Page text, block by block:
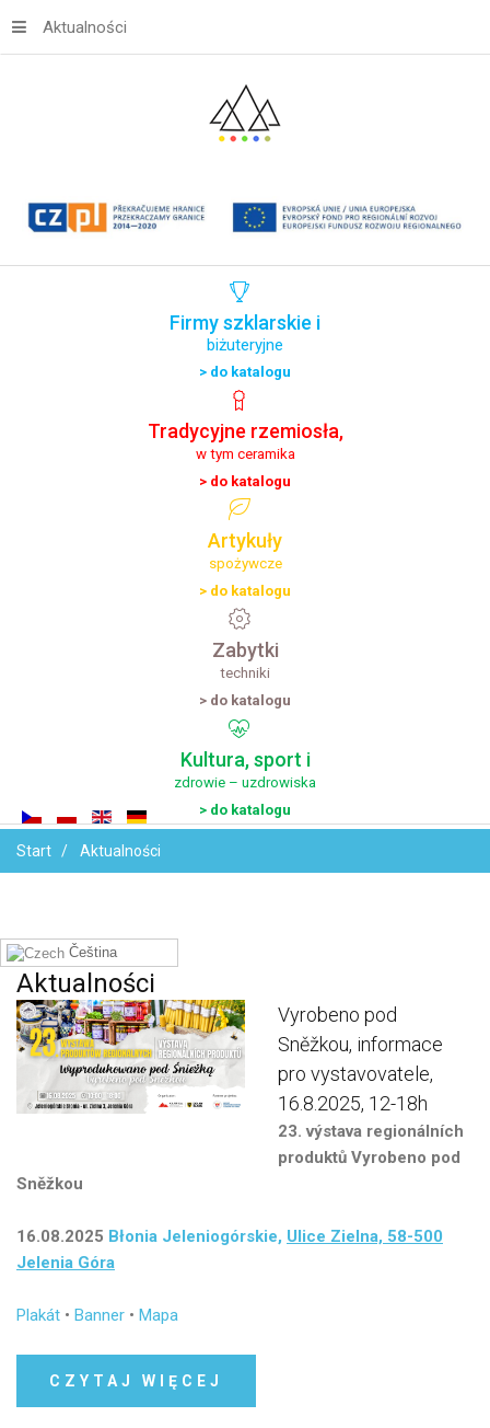
Aktualności
Firmyszklarskie i
biżuteryjne
> do katalogu
Tradycyjne rzemiosła,
w tym ceramika
> do katalogu
Artykuły
spożywcze
> do katalogu
Zabytki
techniki
> do katalogu
Kultura, sport i
zdrowie – uzdrowiska
> do katalogu
Start Aktualności
Čeština‎
Aktualności
Vyrobeno pod
Sněžkou, informace
pro vystavovatele,
16.8.2025, 12-18h
23. výstava regionálních
produktů Vyrobeno pod
Sněžkou
16.08.2025 Błonia Jeleniogórskie, Ulice Zielna, 58-500
Jelenia Góra
Plakát • Banner • Mapa
CZYTAJ WIĘCEJ